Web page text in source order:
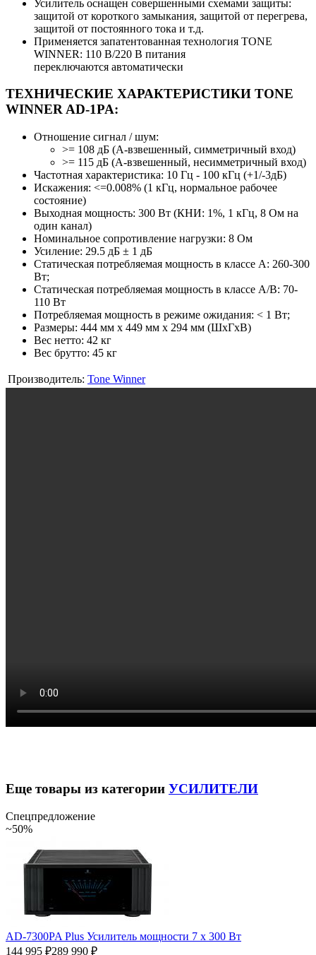
Усилитель оснащен совершенными схемами защиты:
защитой от короткого замыкания, защитой от перегрева,
защитой от постоянного тока и т.д.
Применяется запатентованная технология TONE
WINNER: 110 В/220 В питания
переключаются автоматически
ТЕХНИЧЕСКИЕ ХАРАКТЕРИСТИКИ TONE
WINNER AD-1PA:
Отношение сигнал / шум:
>= 108 дБ (A-взвешенный, симметричный вход)
>= 115 дБ (A-взвешенный, несимметричный вход)
Частотная характеристика: 10 Гц - 100 кГц (+1/-3дБ)
Искажения: <=0.008% (1 кГц, нормальное рабочее
состояние)
Выходная мощность: 300 Вт (КНИ: 1%, 1 кГц, 8 Ом на
один канал)
Номинальное сопротивление нагрузки: 8 Ом
Усиление: 29.5 дБ ± 1 дБ
Статическая потребляемая мощность в классе А: 260-300
Вт;
Статическая потребляемая мощность в классе А/В: 70-
110 Вт
Потребляемая мощность в режиме ожидания: < 1 Вт;
Размеры: 444 мм x 449 мм x 294 мм (ШxГxВ)
Вес нетто: 42 кг
Вес брутто: 45 кг
Производитель: Tone Winner
Еще товары из категории УСИЛИТЕЛИ
Спецпредложение
~50%
AD-7300PA Plus Усилитель мощности 7 х 300 Вт
144 995 ₽289 990 ₽